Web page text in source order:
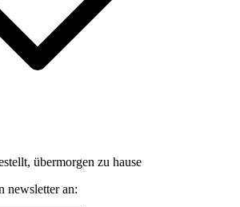
übermorgen zu hause
newsletter an: